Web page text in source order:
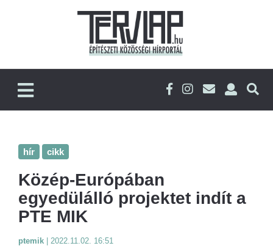
hír cikk
Közép-Európában
egyedülálló projektet indít a
PTE MIK
ptemik 2022.11.02. 16:51